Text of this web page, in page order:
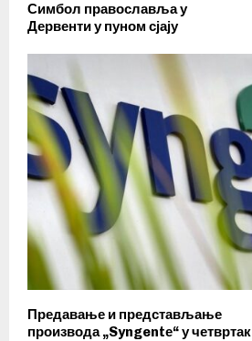
Симбол православља у
Дервенти у пуном сјају
Предавање и представљање
производа „Syngentе“ у четвртак